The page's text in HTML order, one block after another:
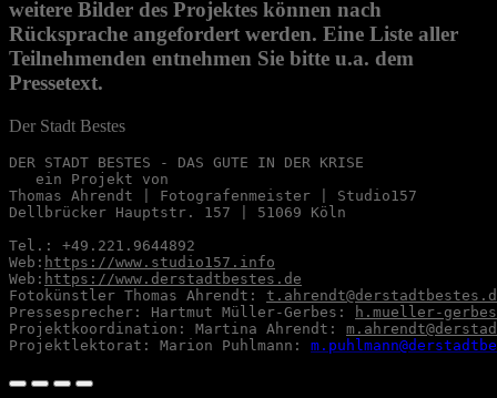
weitere Bilder des Projektes können nach
Rücksprache angefordert werden. Eine Liste aller
Teilnehmenden entnehmen Sie bitte u.a. dem
Pressetext.
Der Stadt Bestes
DER STADT BESTES - DAS GUTE IN DER KRISE
   ein Projekt von
Thomas Ahrendt | Fotografenmeister | Studio157
Dellbrücker Hauptstr. 157 | 51069 Köln
Tel.: +49.221.9644892
Web: https://www.studio157.info
Web: https://www.derstadtbestes.de
Fotokünstler Thomas Ahrendt:
Pressesprecher: Hartmut Müller-Gerbes:
h.mueller-
Projektkoordination: Martina Ahrendt:
Projektlektorat: Marion Puhlmann: